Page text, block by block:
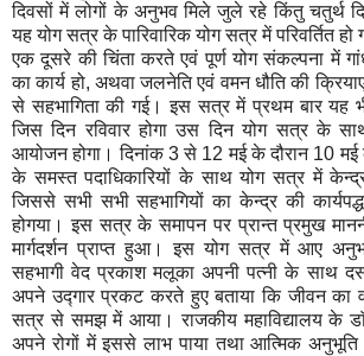
दिवसों में लोगों के अनुभव मिले जुले रहे किंतु चतुर्थ
यह योग सत्र के पारिवारिक योग सत्र में परिवर्तित
एक दूसरे की चिंता करते एवं पूर्ण योग संकल्पना में
का कार्य हो, अथवा जलनेति एवं वमन धौति की
से सहभागिता की गई। इस सत्र में प्रथम बार यह
जिस दिन रविवार होगा उस दिन योग सत्र के
आयोजन होगा। दिनांक 3 से 12 मई के दौरान 10 मई
के समस्त पदाधिकारियों के साथ योग सत्र में
जिससे सभी सभी सहभागियों का केन्द्र की
होगया। इस सत्र के समापन पर प्रान्त प्रमुख
मार्गदर्शन प्राप्त हुआ। इस योग सत्र में आए
सहभागी वेद प्रकाश मलूका अपनी पत्नी के साथ
अपने उद्गार प्रकट करते हुए बताया कि जीवन का
सत्र से समझ में आया। राजकीय महाविद्यालय के
अपने रोगों में इससे लाभ पाया तथा आत्मिक अनुभूति